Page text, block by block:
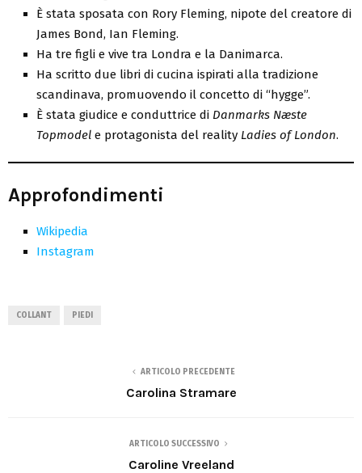
È stata sposata con Rory Fleming, nipote del creatore di
James Bond, Ian Fleming.
Ha tre figli e vive tra Londra e la Danimarca.
Ha scritto due libri di cucina ispirati alla tradizione
scandinava, promuovendo il concetto di “hygge”.
È stata giudice e conduttrice di Danmarks Næste
Topmodel e protagonista del reality Ladies of London.
Approfondimenti
Wikipedia
Instagram
COLLANT PIEDI
ARTICOLO PRECEDENTE
Carolina Stramare
ARTICOLO SUCCESSIVO
Caroline Vreeland